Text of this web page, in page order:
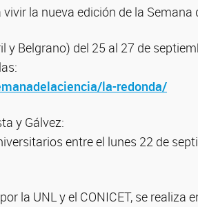
la nueva edición de la Semana
y Belgrano) del 25 al 27 de
la-redonda/
y Gálvez:
entre el lunes 22 de
la UNL y el CONICET, se realiza